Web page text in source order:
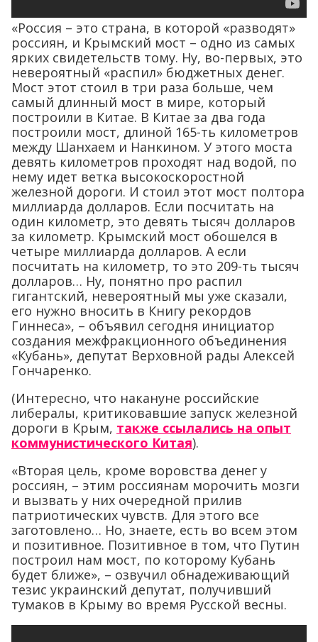
«Россия – это страна, в которой «разводят»
россиян, и Крымский мост – одно из самых
ярких свидетельств тому. Ну, во-первых, это
невероятный «распил» бюджетных денег.
Мост этот стоил в три раза больше, чем
самый длинный мост в мире, который
построили в Китае. В Китае за два года
построили мост, длиной 165-ть километров
между Шанхаем и Нанкином. У этого моста
девять километров проходят над водой, по
нему идет ветка высокоскоростной
железной дороги. И стоил этот мост полтора
миллиарда долларов. Если посчитать на
один километр, это девять тысяч долларов
за километр. Крымский мост обошелся в
четыре миллиарда долларов. А если
посчитать на километр, то это 209-ть тысяч
долларов… Ну, понятно про распил
гигантский, невероятный мы уже сказали,
его нужно вносить в Книгу рекордов
Гиннеса», – объявил сегодня инициатор
создания межфракционного объединения
«Кубань», депутат Верховной рады Алексей
Гончаренко.
(Интересно, что накануне российские
либералы, критиковавшие запуск железной
дороги в Крым, также ссылались на опыт
коммунистического Китая).
«Вторая цель, кроме воровства денег у
россиян, – этим россиянам морочить мозги
и вызвать у них очередной прилив
патриотических чувств. Для этого все
заготовлено… Но, знаете, есть во всем этом
и позитивное. Позитивное в том, что Путин
построил нам мост, по которому Кубань
будет ближе», – озвучил обнадеживающий
тезис украинский депутат, получивший
тумаков в Крыму во время Русской весны.